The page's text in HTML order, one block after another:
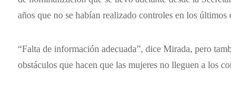
años que no se habían realizado controles en los últimos
“Falta de información adecuada”, dice Mirada, pero
obstáculos que hacen que las mujeres no lleguen a los